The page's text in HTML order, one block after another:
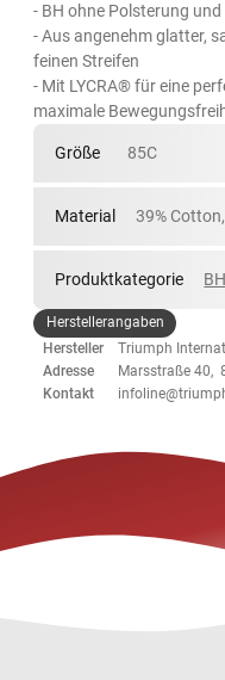
- BH ohne Polsterung und
- Aus angenehm glatter,
feinen Streifen
- Mit LYCRA® für eine
maximale
Größe 85C
Material 39%
Produktkategorie
Herstellerangaben
Hersteller
Triumph
Adresse
Marsstraße 40,
Kontakt